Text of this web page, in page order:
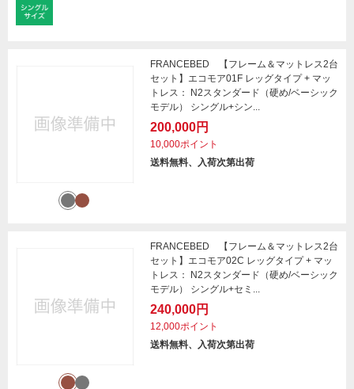
FRANCEBED 【フレーム＆マットレス2台
セット】エコモア01F レッグタイプ + マッ
トレス： N2スタンダード（硬め/ベーシック
モデル） シングル+シン...
200,000円
10,000ポイント
送料無料、入荷次第出荷
FRANCEBED 【フレーム＆マットレス2台
セット】エコモア02C レッグタイプ + マッ
トレス： N2スタンダード（硬め/ベーシック
モデル） シングル+セミ...
240,000円
12,000ポイント
送料無料、入荷次第出荷